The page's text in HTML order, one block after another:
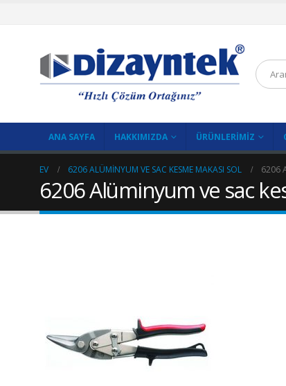
ANA SAYFA HAKKIMIZDA ÜRÜNLERIMIZ
EV 6206 ALÜMINYUM VE SAC KESME MAKASI SOL 6206
6206 Alüminyum ve sac